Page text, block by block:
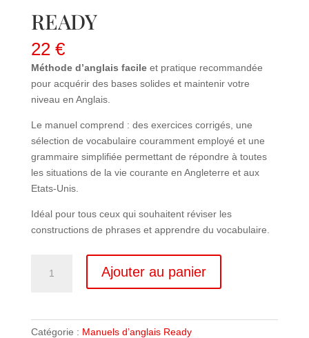
READY
22 €
Méthode d’anglais facileet pratique recommandée
pour acquérir des bases solides et maintenir votre
niveau en Anglais.
Le manuel comprend : des exercices corrigés, une
sélection de vocabulaire couramment employé et une
grammaire simplifiée permettant de répondre à toutes
les situations de la vie courante en Angleterre et aux
Etats-Unis.
Idéal pour tous ceux qui souhaitent réviser les
constructions de phrases et apprendre du vocabulaire.
Ajouter au panier
Catégorie : Manuels d’anglais Ready